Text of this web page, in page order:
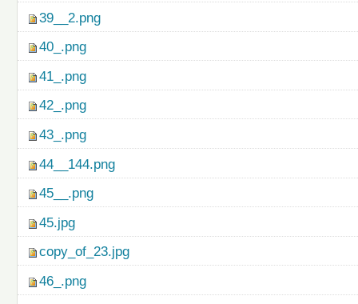
39__2.png
40_.png
41_.png
42_.png
43_.png
44__144.png
45__.png
45.jpg
copy_of_23.jpg
46_.png